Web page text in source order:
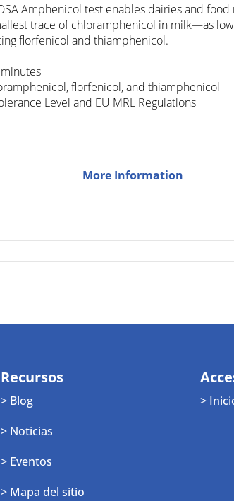
Recursos
> Blog
> Noticias
> Eventos
> Mapa del sitio
>